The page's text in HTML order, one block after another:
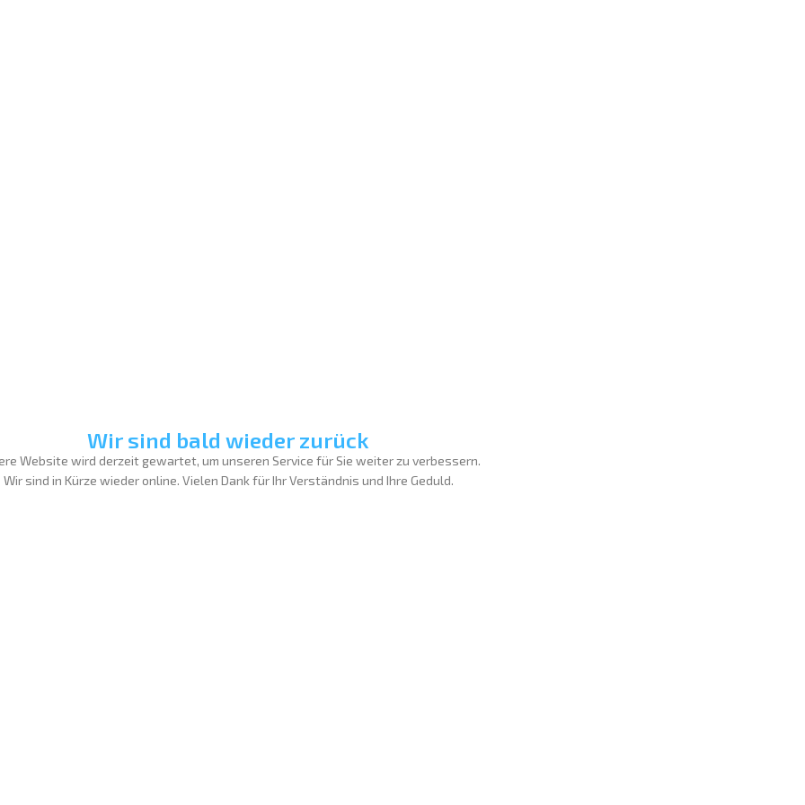
Wir sind bald wieder zurück
Website wird derzeit gewartet, um unseren Service für Sie weiter zu verbessern.
Wir sind in Kürze wieder online. Vielen Dank für Ihr Verständnis und Ihre Geduld.